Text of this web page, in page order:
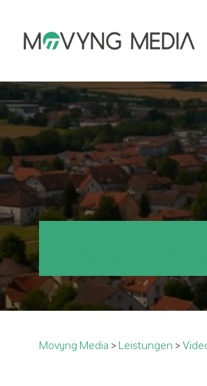
Movyng Media > Leistungen >